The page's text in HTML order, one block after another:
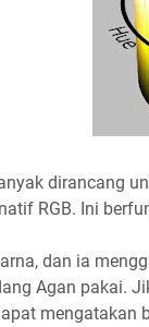
dirancang
RGB. Ini
dan ia
Agan pakai.
mengatakan